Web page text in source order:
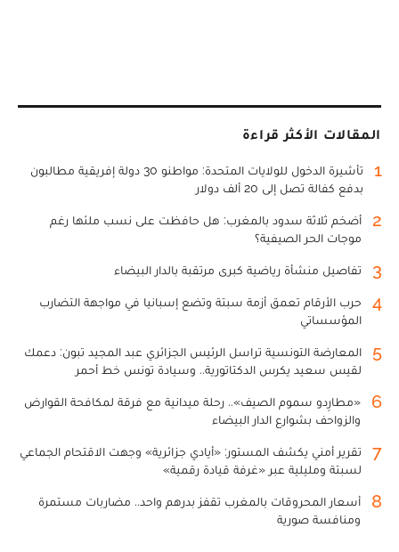
المقالات الأكثر قراءة
1
تأشيرة الدخول للولايات المتحدة: مواطنو 30 دولة إفريقية مطالبون
بدفع كفالة تصل إلى 20 ألف دولار
2
أضخم ثلاثة سدود بالمغرب: هل حافظت على نسب ملئها رغم
موجات الحر الصيفية؟
3 تفاصيل منشأة رياضية كبرى مرتقبة بالدار البيضاء
4
حرب الأرقام تعمق أزمة سبتة وتضع إسبانيا في مواجهة التضارب
المؤسساتي
5
المعارضة التونسية تراسل الرئيس الجزائري عبد المجيد تبون: دعمك
لقيس سعيد يكرس الدكتاتورية.. وسيادة تونس خط أحمر
6
«مطارِدو سموم الصيف».. رحلة ميدانية مع فرقة لمكافحة القوارض
والزواحف بشوارع الدار البيضاء
7
تقرير أمني يكشف المستور: «أيادي جزائرية» وجهت الاقتحام الجماعي
لسبتة ومليلية عبر «غرفة قيادة رقمية»
8
أسعار المحروقات بالمغرب تقفز بدرهم واحد.. مضاربات مستمرة
ومنافسة صورية